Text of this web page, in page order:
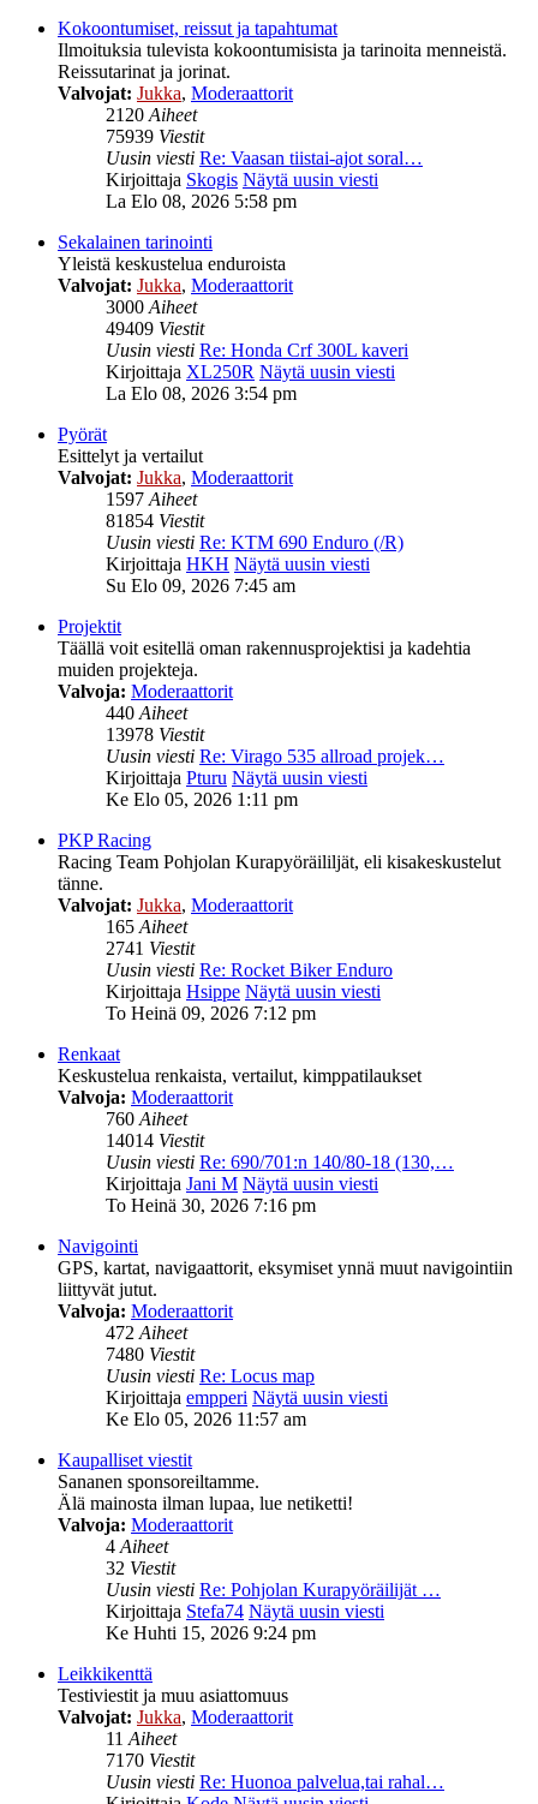
Kokoontumiset, reissut ja tapahtumat
Ilmoituksia tulevista kokoontumisista ja tarinoita menneistä.
Reissutarinat ja jorinat.
Valvojat: Jukka, Moderaattorit
2120Aiheet
75939 Viestit
Uusin viesti Re: Vaasan tiistai-ajot soral…
Kirjoittaja Skogis Näytä uusin viesti
La Elo 08, 2026 5:58 pm
Sekalainen tarinointi
Yleistä keskustelua enduroista
Valvojat: Jukka, Moderaattorit
3000Aiheet
49409 Viestit
Uusin viesti Re: Honda Crf 300L kaveri
Kirjoittaja XL250R Näytä uusin viesti
La Elo 08, 2026 3:54 pm
Pyörät
Esittelyt ja vertailut
Valvojat: Jukka, Moderaattorit
1597Aiheet
81854 Viestit
Uusin viesti Re: KTM 690 Enduro (/R)
Kirjoittaja HKH Näytä uusin viesti
Su Elo 09, 2026 7:45 am
Projektit
Täällä voit esitellä oman rakennusprojektisi ja kadehtia
muiden projekteja.
Valvoja: Moderaattorit
440Aiheet
13978 Viestit
Uusin viesti Re: Virago 535 allroad projek…
Kirjoittaja Pturu Näytä uusin viesti
Ke Elo 05, 2026 1:11 pm
PKP Racing
Racing Team Pohjolan Kurapyöräililjät, eli kisakeskustelut
tänne.
Valvojat: Jukka, Moderaattorit
165Aiheet
2741 Viestit
Uusin viesti Re: Rocket Biker Enduro
Kirjoittaja Hsippe Näytä uusin viesti
To Heinä 09, 2026 7:12 pm
Renkaat
Keskustelua renkaista, vertailut, kimppatilaukset
Valvoja: Moderaattorit
760Aiheet
14014 Viestit
Uusin viesti Re: 690/701:n 140/80-18 (130,…
Kirjoittaja Jani M Näytä uusin viesti
To Heinä 30, 2026 7:16 pm
Navigointi
GPS, kartat, navigaattorit, eksymiset ynnä muut navigointiin
liittyvät jutut.
Valvoja: Moderaattorit
472Aiheet
7480 Viestit
Uusin viesti Re: Locus map
Kirjoittaja empperi Näytä uusin viesti
Ke Elo 05, 2026 11:57 am
Kaupalliset viestit
Sananen sponsoreiltamme.
Älä mainosta ilman lupaa, lue netiketti!
Valvoja: Moderaattorit
4Aiheet
32 Viestit
Uusin viesti Re: Pohjolan Kurapyöräilijät …
Kirjoittaja Stefa74 Näytä uusin viesti
Ke Huhti 15, 2026 9:24 pm
Leikkikenttä
Testiviestit ja muu asiattomuus
Valvojat: Jukka, Moderaattorit
11Aiheet
7170 Viestit
Uusin viesti Re: Huonoa palvelua,tai rahal…